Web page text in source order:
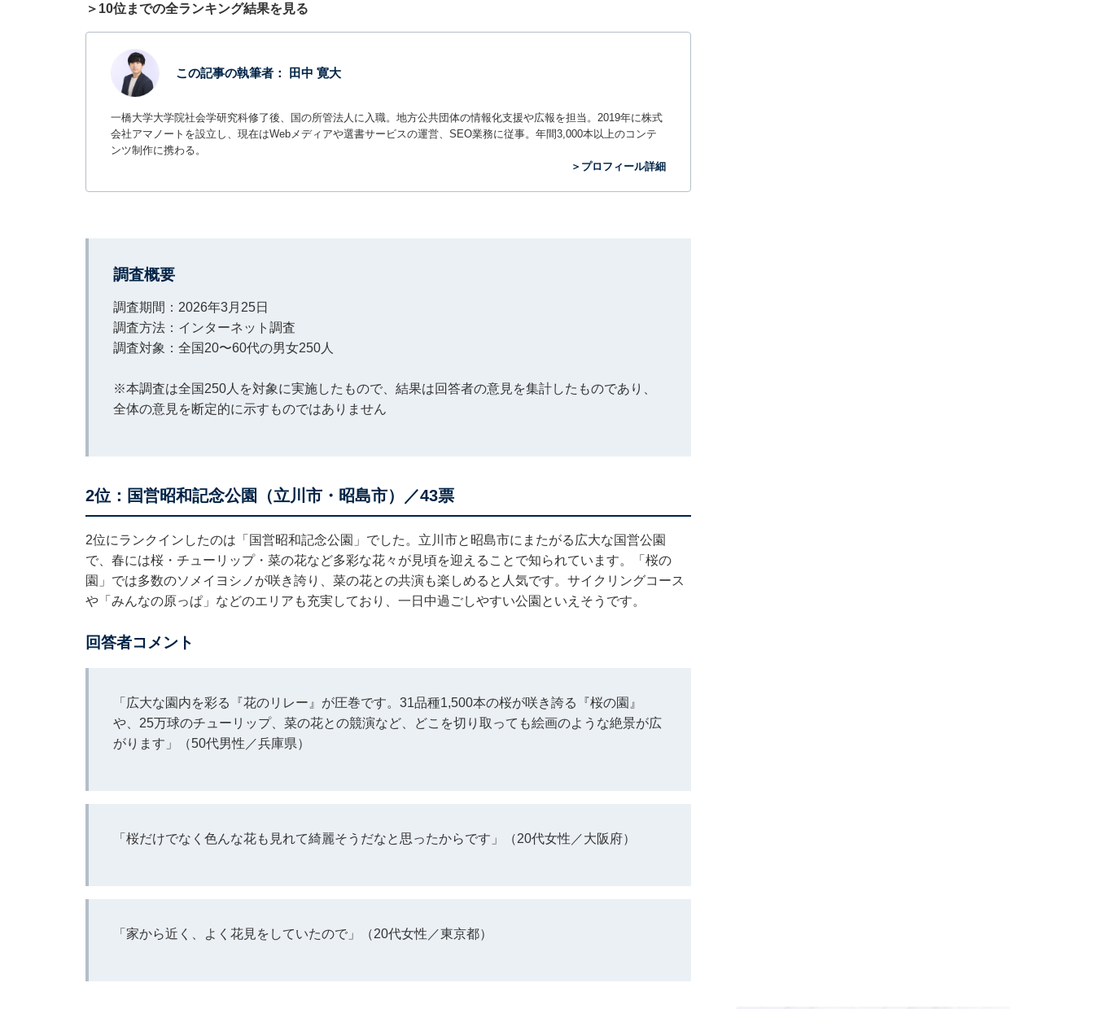
＞10位までの全ランキング結果を見る
この記事の執筆者： 田中 寛大
一橋大学大学院社会学研究科修了後、国の所管法人に入職。地方公共団体の情報化支援や広報を担当。2019年に株式
会社アマノートを設立し、現在はWebメディアや選書サービスの運営、SEO業務に従事。年間3,000本以上のコンテ
ンツ制作に携わる。
＞プロフィール詳細
調査概要
調査期間：2026年3月25日
調査方法：インターネット調査
調査対象：全国20〜60代の男女250人
※本調査は全国250人を対象に実施したもので、結果は回答者の意見を集計したものであり、
全体の意見を断定的に示すものではありません
2位：国営昭和記念公園（立川市・昭島市）／43票
2位にランクインしたのは「国営昭和記念公園」でした。立川市と昭島市にまたがる広大な国営公園
で、春には桜・チューリップ・菜の花など多彩な花々が見頃を迎えることで知られています。「桜の
園」では多数のソメイヨシノが咲き誇り、菜の花との共演も楽しめると人気です。サイクリングコース
や「みんなの原っぱ」などのエリアも充実しており、一日中過ごしやすい公園といえそうです。
回答者コメント
「広大な園内を彩る『花のリレー』が圧巻です。31品種1,500本の桜が咲き誇る『桜の園』
や、25万球のチューリップ、菜の花との競演など、どこを切り取っても絵画のような絶景が広
がります」（50代男性／兵庫県）
「桜だけでなく色んな花も見れて綺麗そうだなと思ったからです」（20代女性／大阪府）
「家から近く、よく花見をしていたので」（20代女性／東京都）